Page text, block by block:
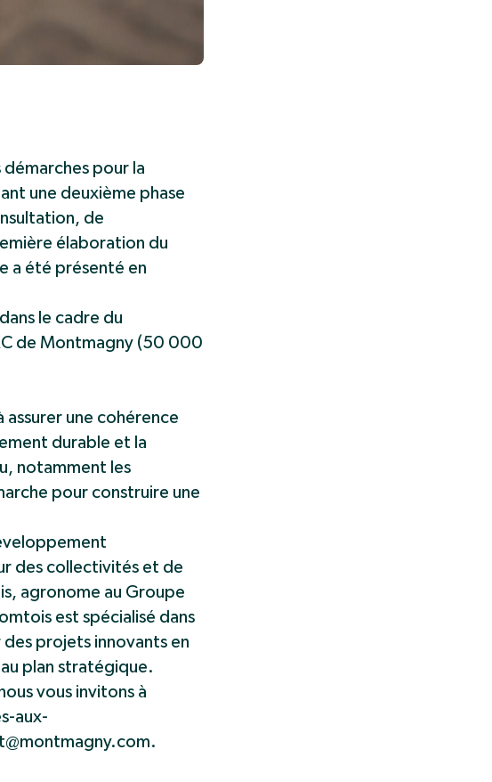
pour la
une deuxième phase
de
élaboration du
a été présenté en
le cadre du
de Montmagny (50 000
une cohérence
durable et la
notamment les
pour construire une
des collectivités et de
agronome au Groupe
est spécialisé dans
projets innovants en
plan stratégique.
vous invitons à
aux-
.